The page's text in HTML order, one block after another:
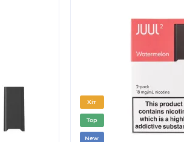
Хіт
Top
New